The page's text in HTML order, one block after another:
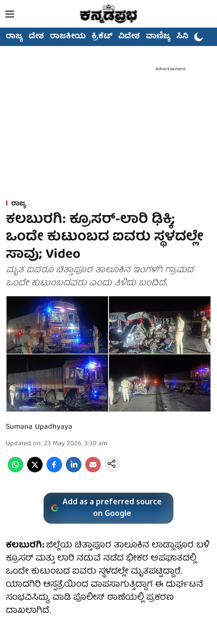
ರಾಜ್ಯ ದೇಶ ರಾಜಕೀಯ ಕ್ರಿಕೆಟ್ ವಿದೇಶ ವಾಣಿಜ್ಯ ಸಿನಿಮಾ
Advertisement
ರಾಜ್ಯ
ಕಲಬುರಗಿ: ಕ್ರೂಸರ್-ಲಾರಿ ಢಿಕ್ಕಿ;
ಒಂದೇ ಕುಟುಂಬದ ಐವರು ಸ್ಥಳದಲ್ಲೇ
ಸಾವು; Video
ಮೃತ ಐವರೂ ಚಿತ್ತಾಪೂರ ತಾಲೂಕಿನ ಇಂಗಳಗಿ ಗ್ರಾಮದ
ಒಂದೇ ಕುಟುಂಬದವರು ಎಂದು ತಿಳಿದು ಬಂದಿದೆ.
Sumana Upadhyaya
Updated on: 23 May 2026, 3:30 am
Add as a preferred source
on Google
ಕಲಬುರಗಿ:ಜಿಲ್ಲೆಯ ಚಿತ್ತಾಪೂರ ತಾಲೂಕಿನ ಲಾಡ್ಲಾಪೂರ ಬಳಿ
ಕ್ರೂಸರ್ ಮತ್ತು ಲಾರಿ ನಡುವೆ ನಡೆದ ಭೀಕರ ಅಪಘಾತದಲ್ಲಿ
ಒಂದೇ ಕುಟುಂಬದ ಐವರು ಸ್ಥಳದಲ್ಲೇ ಮೃತಪಟ್ಟಿದ್ದಾರೆ.
ಯಾದಗಿರಿ ಆಸ್ಪತ್ರೆಯಿಂದ ವಾಪಸಾಗುತ್ತಿದ್ದಾಗ ಈ ದುರ್ಘಟನೆ
ಸಂಭವಿಸಿದ್ದು, ವಾಡಿ ಪೊಲೀಸ್ ಠಾಣೆಯಲ್ಲಿ ಪ್ರಕರಣ
ದಾಖಲಾಗಿದೆ.